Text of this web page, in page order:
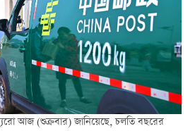
আজ (শুক্রবার) জানিয়েছে, চলতি বছরের